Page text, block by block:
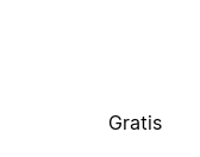
Gratis